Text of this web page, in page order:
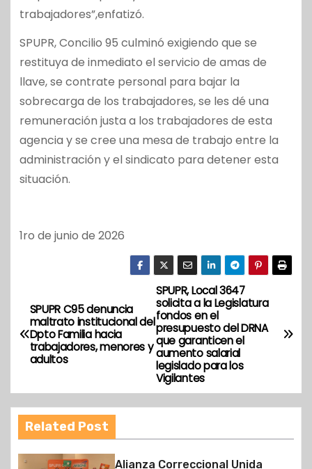
trabajadores”,enfatizó.
SPUPR, Concilio 95 culminó exigiendo que se
restituya de inmediato el servicio de amas de
llave, se contrate personal para bajar la
sobrecarga de los trabajadores, se les dé una
remuneración justa a los trabajadores de esta
agencia y se cree una mesa de trabajo entre la
administración y el sindicato para detener esta
situación.
1ro de junio de 2026
N
a
v
e
g
a
SPUPR, Local 3647
solicita a la Legislatura
fondos en el
presupuesto del DRNA
que garanticen el
aumento salarial
legislado para los
Vigilantes
SPUPR C95 denuncia
maltrato institucional del
Dpto Familia hacia
trabajadores, menores y
adultos
Related Post
Alianza Correccional Unida